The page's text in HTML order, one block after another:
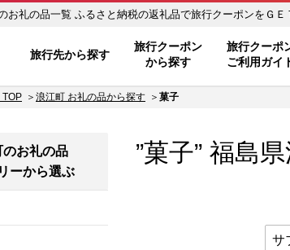
福島県浪江町【菓子】のお礼の品一覧 ふるさと納税の返礼品で
旅行先から探す
旅行クーポン
から探す
旅行クーポ
ご利用ガイ
TOP 浪江町 お礼の品から探す 菓子
”菓子” 福島県
のお礼の品
ーから選ぶ